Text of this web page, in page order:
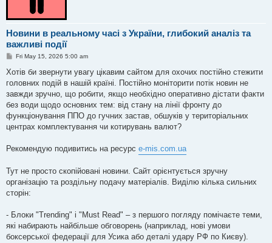
Новини в реальному часі з України, глибокий аналіз та
важливі події
P
s
Fri May 15, 2026 5:00 am
Хотів би звернути увагу цікавим сайтом для охочих постійно стежити
головних подій в нашій країні. Постійно моніторити потік новин не
завжди зручно, що робити, якщо необхідно оперативно дістати факти
без води щодо основних тем: від стану на лінії фронту до
функціонування ППО до гучних застав, обшуків у територіальних
центрах комплектування чи котирувань валют?
Рекомендую подивитись на ресурс e-mis.com.ua
Тут не просто скопійовані новини. Сайт орієнтується зручну
організацію та роздільну подачу матеріалів. Виділю кілька сильних
сторін:
- Блоки "Trending" і "Must Read" – з першого погляду помічаєте теми,
які набирають найбільше обговорень (наприклад, нові умови
боксерської федерації для Усика або деталі удару РФ по Києву).